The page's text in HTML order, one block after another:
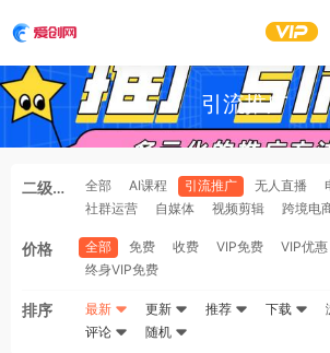
引流推广
二级分
全部 AI课程 引流推广 无人直播
社群运营
自媒体 视频剪辑 跨境电
价格 全部 免费 收费 VIP免费 VIP优惠
终身VIP免费
排序 最新 更新 推荐 下载
评论
随机